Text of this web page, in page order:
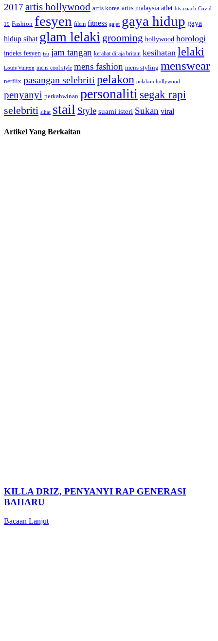
2017 artis hollywood artis korea artis malaysia atlet bts coach Covid
19 Fashion fesyen filem fitness gajet gaya hidup gaya
hidup sihat glam lelaki grooming hollywood horologi
indeks fesyen isu jam tangan kerabat diraja britain kesihatan lelaki
Louis Vuitton mens cool style mens fashion mens styling menswear
netflix pasangan selebriti pelakon pelakon hollywood
penyanyi perkahwinan personaliti segak rapi
selebriti sihat stail Style suami isteri Sukan viral
Artikel Yang Berkaitan
KILLA DRIZ, PENYANYI RAP GENERASI
BAHARU
Bacaan Lanjut